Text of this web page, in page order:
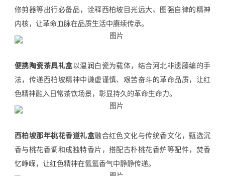
修剪器等出行必备品，诠释西柏坡目光远大、图强自律的精神
内核，让革命血脉在品质生活中赓续传承。
便携陶瓷茶具礼盒以温润白瓷为载体，结合河北非遗藤编的手
法，传递西柏坡精神中谦虚谨慎、艰苦奋斗的革命品质，让红
色精神融入日常茶饮场景，彰显持久的革命生命力。
西柏坡那年桃花香道礼盒融合红色文化与传统香文化，甄选沉
香与桃花香调和成独特香片，搭配古朴桃花香炉等配件，焚香
忆峥嵘，让红色精神在氤氲香气中静静传递。